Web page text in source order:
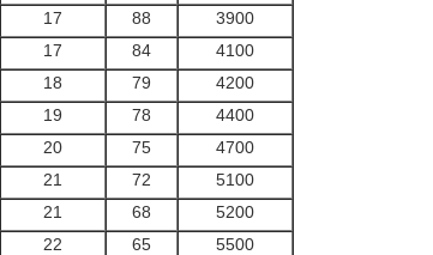
17 88
3900
17 84
4100
18 79
4200
19 78
4400
20 75
4700
21 72
5100
21 68
5200
22 65
5500